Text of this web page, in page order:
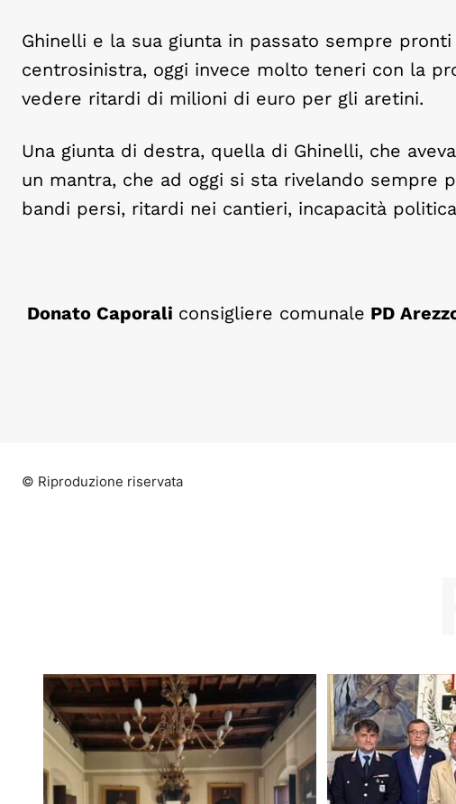
Ghinelli e la sua giunta in passato sempre
centrosinistra, oggi invece molto teneri con la
vedere ritardi di milioni di euro per gli aretini.
Una giunta di destra, quella di Ghinelli, che
un mantra, che ad oggi si sta rivelando sempre
bandi persi, ritardi nei cantieri, incapacità
Donato Caporali consigliere comunale PD
© Riproduzione riservata